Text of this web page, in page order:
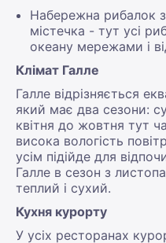
Набережна рибалок
містечка - тут усі
океану мережами і
Клімат Галле
Галле відрізняється
який має два сезони:
квітня до жовтня тут
висока вологість
усім підійде для
Галле в сезон з
теплий і сухий.
Кухня курорту
У усіх ресторанах